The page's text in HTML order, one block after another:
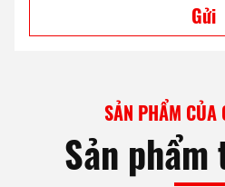
Gửi
SẢN PHẨM CỦA
Sản